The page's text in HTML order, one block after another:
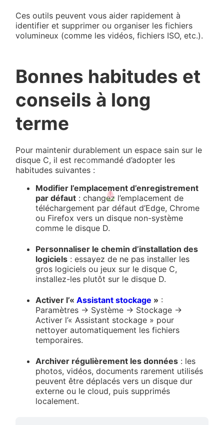
Ces outils peuvent vous aider rapidement à
identifier et supprimer ou organiser les fichiers
volumineux (comme les vidéos, fichiers ISO, etc.).
Bonnes habitudes et
conseils à long
terme
Pour maintenir durablement un espace sain sur le
disque C, il est recommandé d’adopter les
habitudes suivantes :
Modifier l’emplacement d’enregistrement
par défaut : changez l’emplacement de
téléchargement par défaut d’Edge, Chrome
ou Firefox vers un disque non-système
comme le disque D.
Personnaliser le chemin d’installation des
logiciels : essayez de ne pas installer les
gros logiciels ou jeux sur le disque C,
installez-les plutôt sur le disque D.
Activer l’«Assistant stockage » :
Paramètres → Système → Stockage →
Activer l’« Assistant stockage » pour
nettoyer automatiquement les fichiers
temporaires.
Archiver régulièrement les données : les
photos, vidéos, documents rarement utilisés
peuvent être déplacés vers un disque dur
externe ou le cloud, puis supprimés
localement.